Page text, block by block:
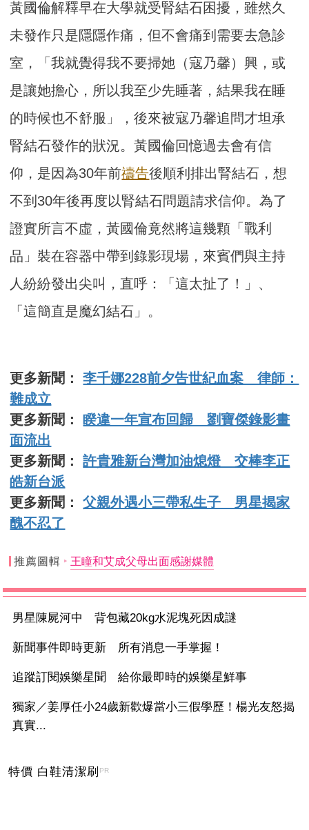
黃國倫解釋早在大學就受腎結石困擾，雖然久
未發作只是隱隱作痛，但不會痛到需要去急診
室，「我就覺得我不要掃她（寇乃馨）興，或
是讓她擔心，所以我至少先睡著，結果我在睡
的時候也不舒服」，後來被寇乃馨追問才坦承
腎結石發作的狀況。黃國倫回憶過去會有信
仰，是因為30年前禱告後順利排出腎結石，想
不到30年後再度以腎結石問題請求信仰。為了
證實所言不虛，黃國倫竟然將這幾顆「戰利
品」裝在容器中帶到錄影現場，來賓們與主持
人紛紛發出尖叫，直呼：「這太扯了！」、
「這簡直是魔幻結石」。
更多新聞：李千娜228前夕告世紀血案 律師：
難成立
更多新聞：睽違一年宣布回歸 劉寶傑錄影畫
面流出
更多新聞：許貴雅新台灣加油熄燈 交棒李正
皓新台派
更多新聞：父親外遇小三帶私生子 男星揭家
醜不忍了
推薦圖輯 王瞳和艾成父母出面感謝媒體
男星陳屍河中 背包藏20kg水泥塊死因成謎
新聞事件即時更新 所有消息一手掌握！
追蹤訂閱娛樂星聞 給你最即時的娛樂星鮮事
獨家／姜厚任小24歲新歡爆當小三假學歷！楊光友怒揭
真實...
特價 白鞋清潔刷 PR